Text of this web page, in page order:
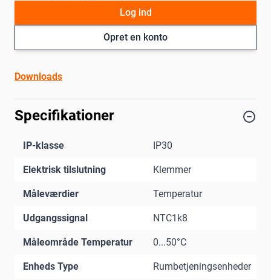
Opret en konto
Log ind
Downloads
Specifikationer
IP-klasse IP30
Elektrisk tilslutning Klemmer
Måleværdier Temperatur
Udgangssignal NTC1k8
Måleområde Temperatur 0...50°C
Enheds Type Rumbetjeningsenheder